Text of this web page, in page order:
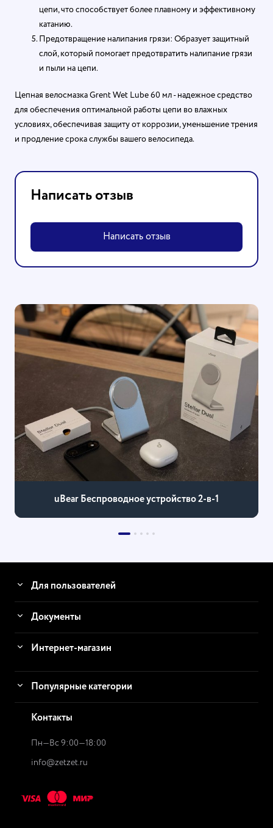
цепи, что способствует более плавному и эффективному
катанию.
Предотвращение налипания грязи: Образует защитный
слой, который помогает предотвратить налипание грязи
и пыли на цепи.
Цепная велосмазка Grent Wet Lube 60 мл - надежное средство
для обеспечения оптимальной работы цепи во влажных
условиях, обеспечивая защиту от коррозии, уменьшение трения
и продление срока службы вашего велосипеда.
Написать отзыв
Написать отзыв
uBear Беспроводное устройство 2-в-1
Для пользователей
Документы
Интернет-магазин
Популярные категории
Контакты
Пн—Вс 9:00—18:00
info@zetzet.ru